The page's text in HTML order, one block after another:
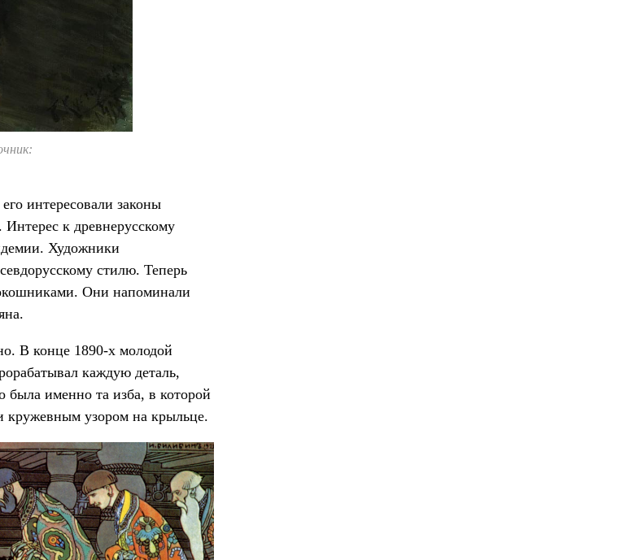
интересовали законы
к древнерусскому
Художники
стилю. Теперь
Они напоминали
В конце 1890-х молодой
каждую деталь,
была именно та изба, в которой
кружевным узором на крыльце.